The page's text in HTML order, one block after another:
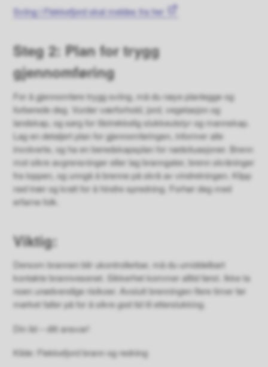
Sviing i Flekkefjord skal meldes fra her
Steg 2: Plan for trygg
gjennomføring
For å gjennomføre trygg sviing, må du nøye planlegge og
forberede deg. Vurder værforhold, jord, vegetasjon og
landskap, og sørg for tilstrekkelig slukkeutstyr og mannskap.
Lag en detaljert plan for gjennomføringen, informer alle
involverte, og ha en beredskapsplan for nødsituasjoner. Brenn
mot sikre avgrensninger eller lag branngater, brenn skråninger
fra toppen, og unngå å brenne på skrå av vindretningen. Klipp
ned trær og kratt for å hindre spredning. Forhør deg med
erfarne folk.
Viktig:
Dersom brannen blir ukontrollerbar, må du umiddelbart
kontakte brannvesenet. Sikkerhet kommer alltid først. Ikke ta
noen unødvendige risikoer. Avslutt brenningen flere timer før
mørket faller på for å sikre god tid til etterslukking.
Din ild – ditt ansvar!
Kilde: Flekkefjord brann og redning